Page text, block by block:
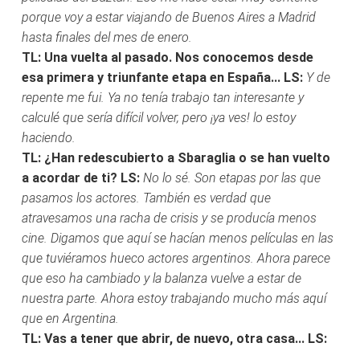
porque voy a estar viajando de Buenos Aires a Madrid
hasta finales del mes de enero.
TL: Una vuelta al pasado. Nos conocemos desde
esa primera y triunfante etapa en España... LS: Y de
repente me fui. Ya no tenía trabajo tan interesante y
calculé que sería difícil volver, pero ¡ya ves! lo estoy
haciendo.
TL: ¿Han redescubierto a Sbaraglia o se han vuelto
a acordar de ti? LS: No lo sé. Son etapas por las que
pasamos los actores. También es verdad que
atravesamos una racha de crisis y se producía menos
cine. Digamos que aquí se hacían menos películas en las
que tuviéramos hueco actores argentinos. Ahora parece
que eso ha cambiado y la balanza vuelve a estar de
nuestra parte. Ahora estoy trabajando mucho más aquí
que en Argentina.
TL: Vas a tener que abrir, de nuevo, otra casa... LS: